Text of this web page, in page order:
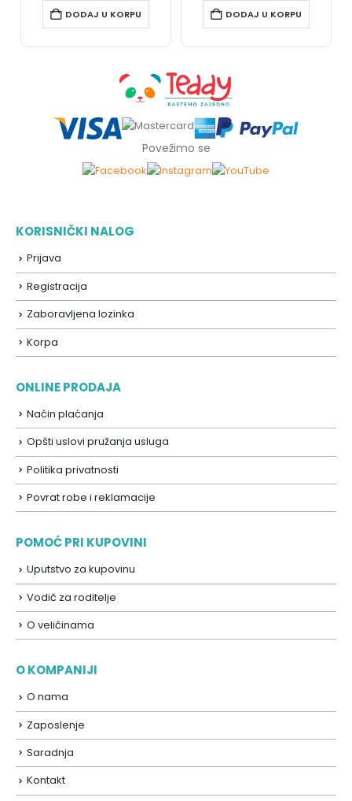
DODAJ U KORPU DODAJ U KORPU
Povežimo se
KORISNIČKI NALOG
Prijava
Registracija
Zaboravljena lozinka
Korpa
ONLINE PRODAJA
Način plaćanja
Opšti uslovi pružanja usluga
Politika privatnosti
Povrat robe i reklamacije
POMOĆ PRI KUPOVINI
Uputstvo za kupovinu
Vodič za roditelje
O veličinama
O KOMPANIJI
O nama
Zaposlenje
Saradnja
Kontakt